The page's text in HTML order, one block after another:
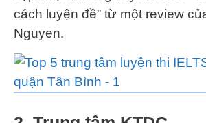
cách luyện đề” từ một review
Nguyen.